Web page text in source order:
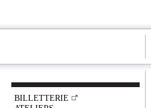
BILLETTERIE